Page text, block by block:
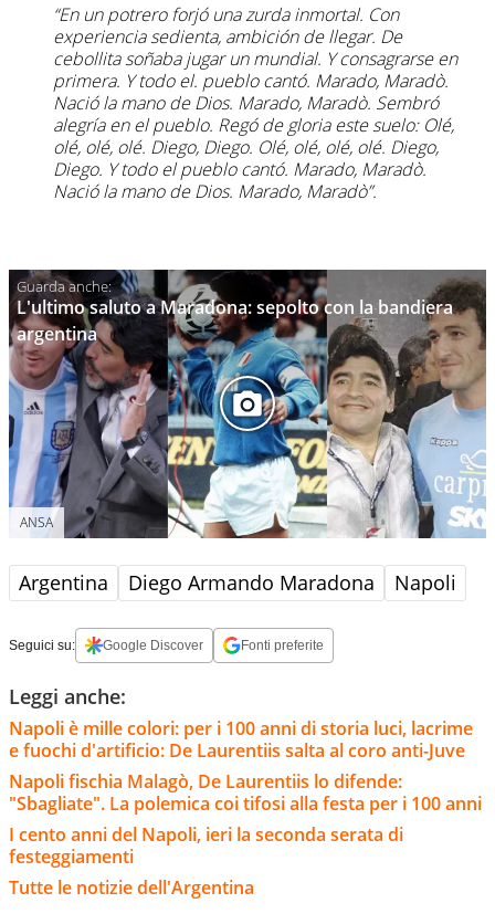
“En un potrero forjó una zurda inmortal. Con
experiencia sedienta, ambición de llegar. De
cebollita soñaba jugar un mundial. Y consagrarse en
primera. Y todo el. pueblo cantó. Marado, Maradò.
Nació la mano de Dios. Marado, Maradò. Sembró
alegría en el pueblo. Regó de gloria este suelo: Olé,
olé, olé, olé. Diego, Diego. Olé, olé, olé, olé. Diego,
Diego. Y todo el pueblo cantó. Marado, Maradò.
Nació la mano de Dios. Marado, Maradò”.
L'ultimo saluto a Maradona: sepolto con la bandiera
argentina
ANSA
Argentina Diego Armando Maradona Napoli
Seguici su: Google Discover Fonti preferite
Leggi anche:
Napoli è mille colori: per i 100 anni di storia luci, lacrime
e fuochi d'artificio: De Laurentiis salta al coro anti-Juve
Napoli fischia Malagò, De Laurentiis lo difende:
"Sbagliate". La polemica coi tifosi alla festa per i 100 anni
I cento anni del Napoli, ieri la seconda serata di
festeggiamenti
Tutte le notizie dell'Argentina